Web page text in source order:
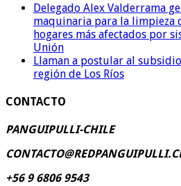
Delegado Alex Valderrama
maquinaria para la limpieza
hogares más afectados por
Unión
Llaman a postular al
región de Los Ríos
CONTACTO
PANGUIPULLI-CHILE
+56 9 6806 9543